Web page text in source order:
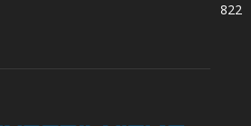
822